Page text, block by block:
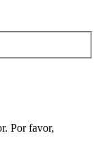
Por favor,